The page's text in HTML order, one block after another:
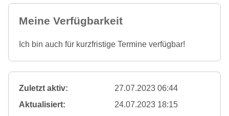
Meine Verfügbarkeit
Ich bin auch für kurzfristige Termine verfügbar!
Zuletzt aktiv:
27.07.2023 06:44
Aktualisiert:
24.07.2023 18:15